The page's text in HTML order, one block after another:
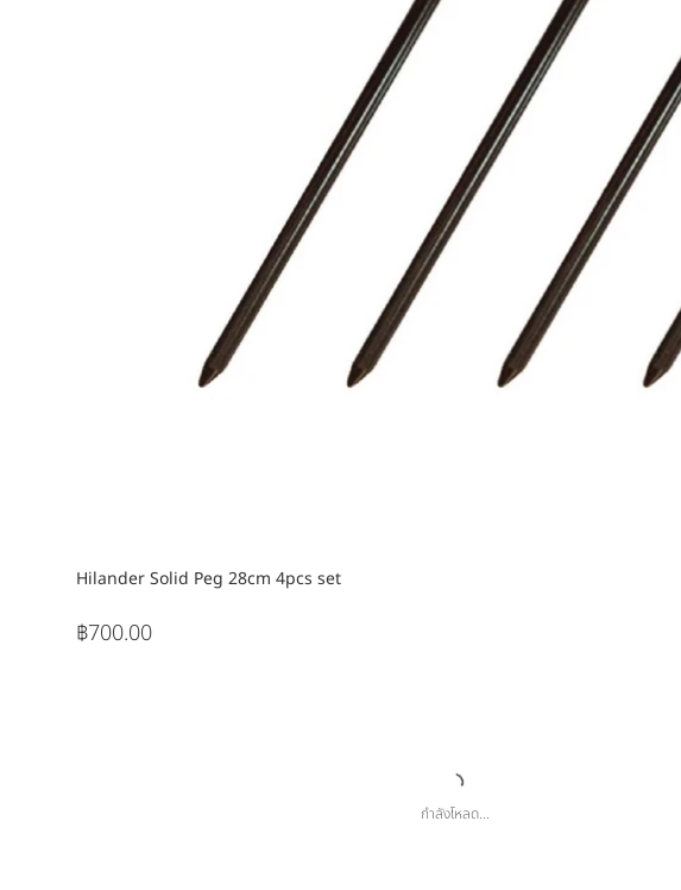
Hilander Solid Peg 28cm 4pcs set
ราคา
฿700.00
กำลังโหลด...